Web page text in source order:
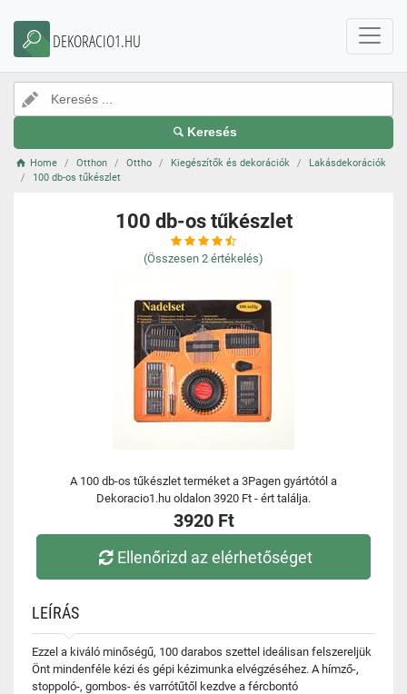
DEKORACIO1.HU
Keresés
Home Otthon Ottho Kiegészítők és dekorációk
Lakásdekorációk
100 db-os tűkészlet
100 db-os tűkészlet
(Összesen 2 értékelés)
A 100 db-os tűkészlet terméket a 3Pagen gyártótól a
Dekoracio1.hu oldalon 3920 Ft - ért találja.
3920 Ft
Ellenőrizd az elérhetőséget
LEÍRÁS
Ezzel a kiváló minőségű, 100 darabos szettel ideálisan felszereljük
Önt mindenféle kézi és gépi kézimunka elvégzéséhez. A hímző-,
stoppoló-, gombos- és varrótűtől kezdve a fércbontó